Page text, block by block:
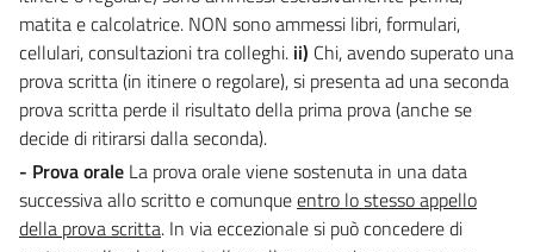
matita e calcolatrice. NON sono ammessi libri, formulari,
cellulari, consultazioni tra colleghi. ii) Chi, avendo superato una
prova scritta (in itinere o regolare), si presenta ad una seconda
prova scritta perde il risultato della prima prova (anche se
decide di ritirarsi dalla seconda).
- Prova orale La prova orale viene sostenuta in una data
successiva allo scritto e comunqueentro lo stesso appello
della prova scritta. In via eccezionale si può concedere di